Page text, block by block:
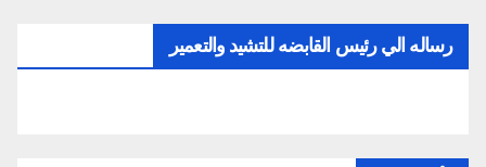
رساله الي رئيس القابضه للتشيد والتعمير